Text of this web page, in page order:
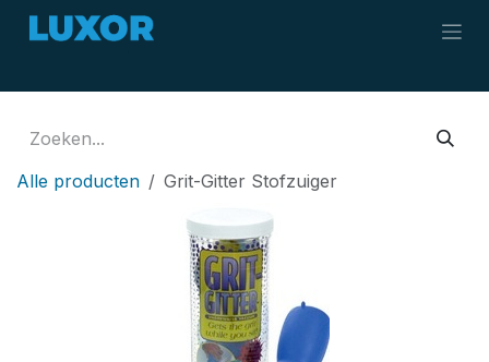
Overslaan naar inhoud
Alle producten Grit-Gitter Stofzuiger